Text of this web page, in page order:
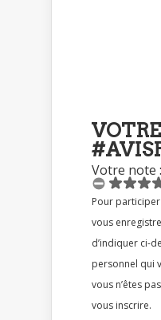
VOTRE
Votre note :
Pour participer à ce forum, vous
vous
d’indiquer ci-
personnel qui vous a
vous n’êtes
vous inscrire.